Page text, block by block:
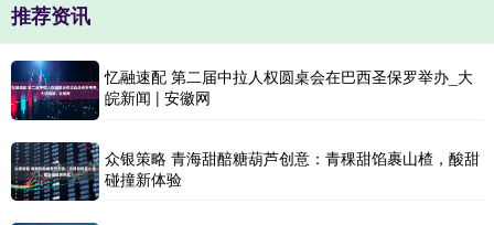
推荐资讯
忆融速配 第二届中拉人权圆桌会在巴西圣保罗举办_大
皖新闻 | 安徽网
众银策略 青海甜醅糖葫芦创意：青稞甜馅裹山楂，酸甜
碰撞新体验